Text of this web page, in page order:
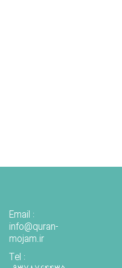
Email :
info@quran-
mojam.ir
Tel :